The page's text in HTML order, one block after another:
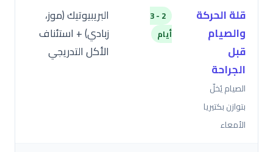
قلة الحركة
والصيام
قبل
الجراحة
الصيام يُخلّ
بتوازن بكتيريا
الأمعاء
2 - 3
أيام
البريبيوتيك (موز،
زبادي) + استئناف
الأكل التدريجي